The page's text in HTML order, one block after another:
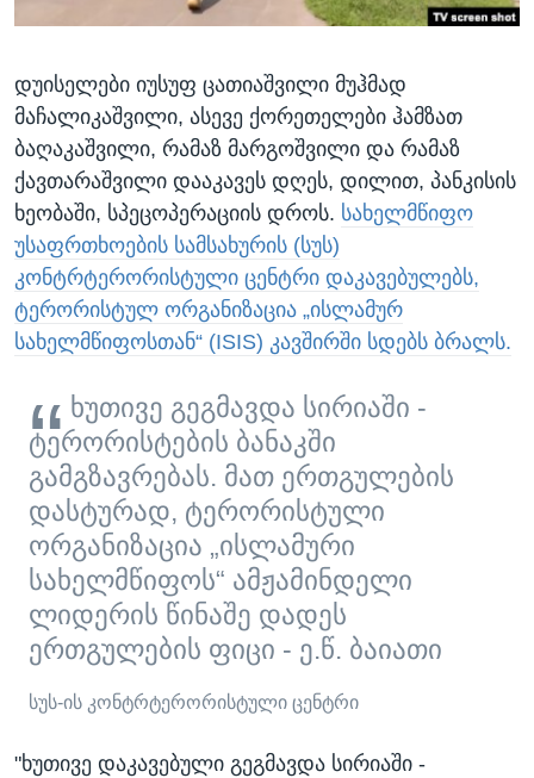
ᲒᲐᲚᲘᲚᲔᲝ
ᲓᲔᲖᲘᲜᲤᲝᲠᲛᲐᲪᲘᲐ
დუისელები იუსუფ ცათიაშვილი მუჰმად
მაჩალიკაშვილი, ასევე ქორეთელები ჰამზათ
ბაღაკაშვილი, რამაზ მარგოშვილი და რამაზ
ქავთარაშვილი დააკავეს დღეს, დილით, პანკისის
ხეობაში, სპეცოპერაციის დროს. სახელმწიფო
უსაფრთხოების სამსახურის (სუს)
კონტრტერორისტული ცენტრი დაკავებულებს,
ტერორისტულ ორგანიზაცია „ისლამურ
სახელმწიფოსთან“ (ISIS) კავშირში სდებს ბრალს.
ხუთივე გეგმავდა სირიაში -
ტერორისტების ბანაკში
გამგზავრებას. მათ ერთგულების
დასტურად, ტერორისტული
ორგანიზაცია „ისლამური
სახელმწიფოს“ ამჟამინდელი
ლიდერის წინაშე დადეს
ერთგულების ფიცი - ე.წ. ბაიათი
სუს-ის კონტრტერორისტული ცენტრი
"ხუთივე დაკავებული გეგმავდა სირიაში -